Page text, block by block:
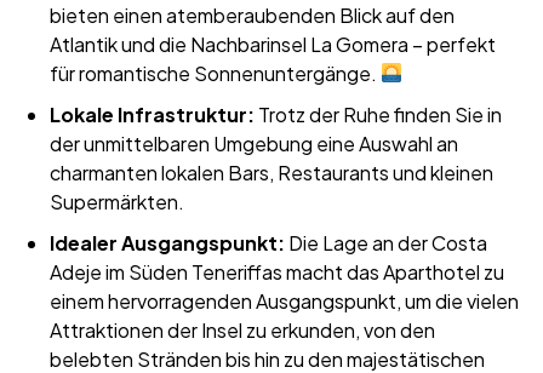
bieten einen atemberaubenden Blick auf den
Atlantik und die Nachbarinsel La Gomera – perfekt
für romantische Sonnenuntergänge.
Lokale Infrastruktur: Trotz der Ruhe finden Sie in
der unmittelbaren Umgebung eine Auswahl an
charmanten lokalen Bars, Restaurants und kleinen
Supermärkten.
Idealer Ausgangspunkt: Die Lage an der Costa
Adeje im Süden Teneriffas macht das Aparthotel zu
einem hervorragenden Ausgangspunkt, um die vielen
Attraktionen der Insel zu erkunden, von den
belebten Stränden bis hin zu den majestätischen